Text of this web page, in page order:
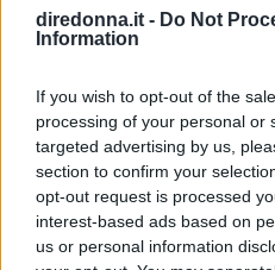
diredonna.it - Do Not
Information
If you wish to opt-out of the
processing of your personal or
targeted advertising by us,
section to confirm your
opt-out request is processed
interest-based ads based on
us or personal information